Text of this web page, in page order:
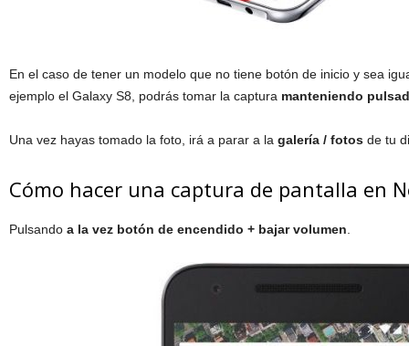
En el caso de tener un modelo que no tiene botón de inicio y sea
ejemplo el Galaxy S8, podrás tomar la captura manteniendo
Una vez hayas tomado la foto, irá a parar a la galería / fotos de tu
Cómo hacer una captura de pantalla en
Pulsando a la vez botón de encendido + bajar volumen